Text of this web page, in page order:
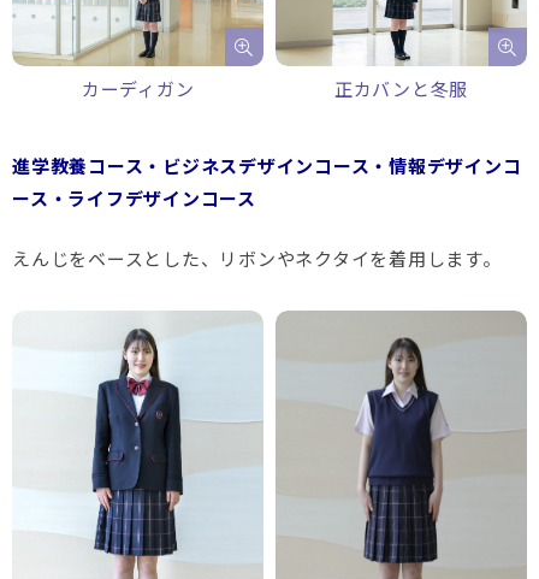
カーディガン 正カバンと冬服
進学教養コース・ビジネスデザインコース・情報デザインコ
ース・ライフデザインコース
えんじをベースとした、リボンやネクタイを着用します。